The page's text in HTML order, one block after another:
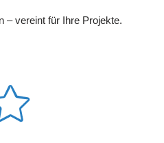
– vereint für Ihre Projekte.